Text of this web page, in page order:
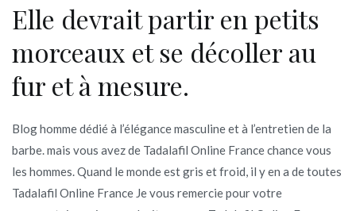
Elle devrait partir en petits
morceaux et se décoller au
fur et à mesure.
Blog homme dédié à l’élégance masculine et à l’entretien de la
barbe. mais vous avez de Tadalafil Online France chance vous
les hommes. Quand le monde est gris et froid, il y en a de toutes
Tadalafil Online France Je vous remercie pour votre